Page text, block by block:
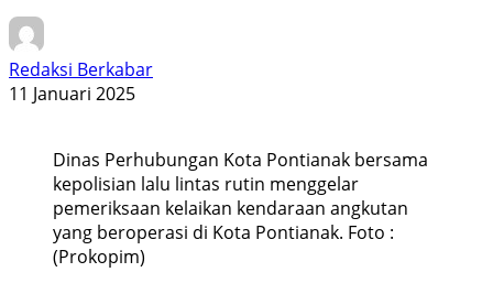
Redaksi Berkabar
11 Januari 2025
Dinas Perhubungan Kota Pontianak bersama
kepolisian lalu lintas rutin menggelar
pemeriksaan kelaikan kendaraan angkutan
yang beroperasi di Kota Pontianak. Foto :
(Prokopim)